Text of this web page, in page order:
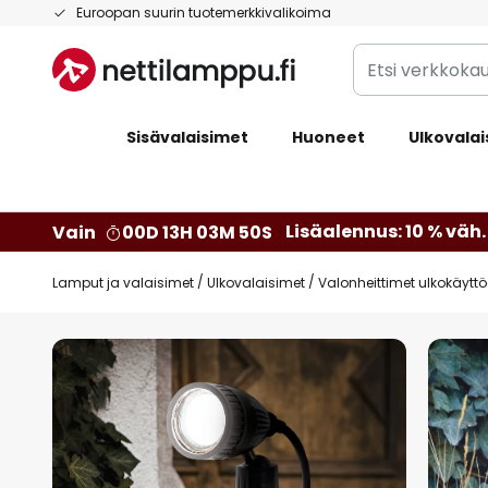
Euroopan suurin tuotemerkkivalikoima
Skip
Content
Etsi
verkkokaupan
Sisävalaisimet Huoneet
Vain 00D 13H 03M 49S Lisäalennus: 10 %
Lamput ja valaisimet Ulkovalaisimet Valonheittimet
Skip
to
the
end
of